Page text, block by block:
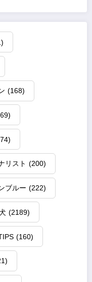
(168)
リスト (200)
ブルー (222)
(2189)
(160)